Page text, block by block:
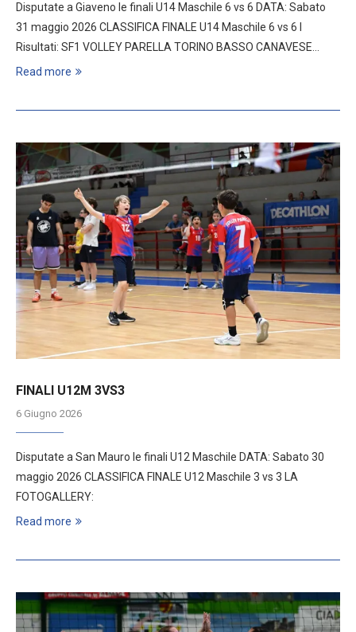
Disputate a Giaveno le finali U14 Maschile 6 vs 6 DATA: Sabato
31 maggio 2026 CLASSIFICA FINALE U14 Maschile 6 vs 6 I
Risultati: SF1 VOLLEY PARELLA TORINO BASSO CANAVESE…
Read more
FINALI U12M 3VS3
6 Giugno 2026
Disputate a San Mauro le finali U12 Maschile DATA: Sabato 30
maggio 2026 CLASSIFICA FINALE U12 Maschile 3 vs 3 LA
FOTOGALLERY:
Read more